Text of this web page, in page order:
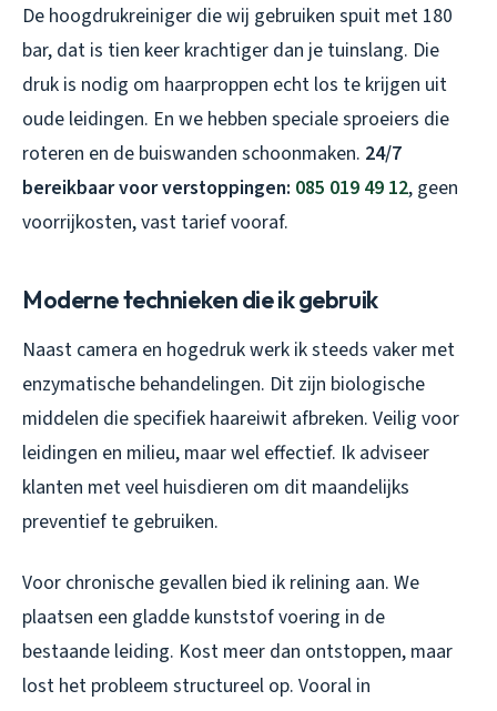
De hoogdrukreiniger die wij gebruiken spuit met 180
bar, dat is tien keer krachtiger dan je tuinslang. Die
druk is nodig om haarproppen echt los te krijgen uit
oude leidingen. En we hebben speciale sproeiers die
roteren en de buiswanden schoonmaken. 24/7
bereikbaar voor verstoppingen: 085 019 49 12, geen
voorrijkosten, vast tarief vooraf.
Moderne technieken die ik gebruik
Naast camera en hogedruk werk ik steeds vaker met
enzymatische behandelingen. Dit zijn biologische
middelen die specifiek haareiwit afbreken. Veilig voor
leidingen en milieu, maar wel effectief. Ik adviseer
klanten met veel huisdieren om dit maandelijks
preventief te gebruiken.
Voor chronische gevallen bied ik relining aan. We
plaatsen een gladde kunststof voering in de
bestaande leiding. Kost meer dan ontstoppen, maar
lost het probleem structureel op. Vooral in